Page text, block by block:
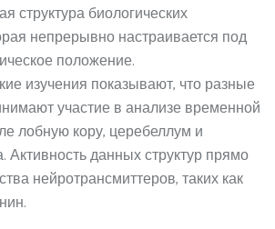
структура биологических
непрерывно настраивается под
положение.
изучения показывают, что разные
участие в анализе временной
лобную кору, церебеллум и
Активность данных структур прямо
нейротрансмиттеров, таких как